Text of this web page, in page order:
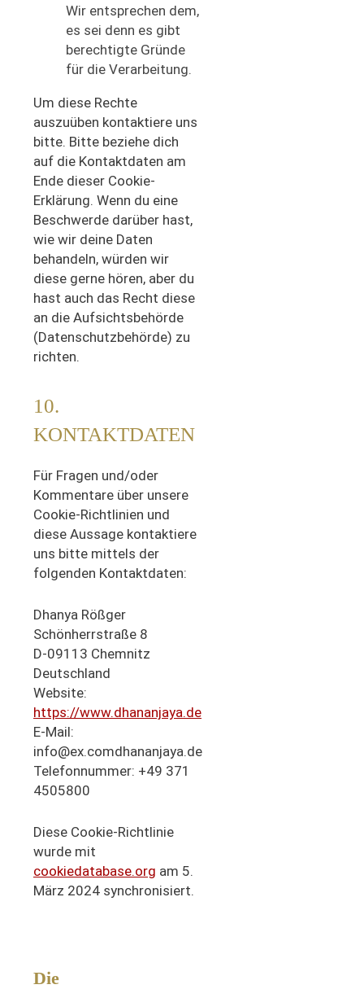
Wir entsprechen dem,
es sei denn es gibt
berechtigte Gründe
für die Verarbeitung.
Um diese Rechte
auszuüben kontaktiere uns
bitte. Bitte beziehe dich
auf die Kontaktdaten am
Ende dieser Cookie-
Erklärung. Wenn du eine
Beschwerde darüber hast,
wie wir deine Daten
behandeln, würden wir
diese gerne hören, aber du
hast auch das Recht diese
an die Aufsichtsbehörde
(Datenschutzbehörde) zu
richten.
10.
KONTAKTDATEN
Für Fragen und/oder
Kommentare über unsere
Cookie-Richtlinien und
diese Aussage kontaktiere
uns bitte mittels der
folgenden Kontaktdaten:
Dhanya Rößger
Schönherrstraße 8
D-09113 Chemnitz
Deutschland
Website:
https://www.dhananjaya.de
E-Mail:
info@ex.comdhananjaya.de
Telefonnummer: +49 371
4505800
Diese Cookie-Richtlinie
wurde mit
cookiedatabase.org am 5.
März 2024 synchronisiert.
Die